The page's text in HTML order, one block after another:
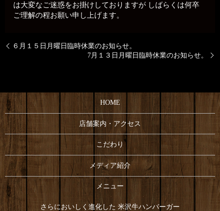
は大変なご迷惑をお掛けしておりますが しばらくは何卒
ご理解の程お願い申し上げます。
６月１５日月曜日臨時休業のお知らせ。
7月１３日月曜日臨時休業のお知らせ。
HOME
店舗案内・アクセス
こだわり
メディア紹介
メニュー
さらにおいしく進化した 米沢牛ハンバーガー